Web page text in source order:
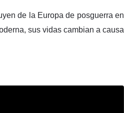
de la Europa de posguerra en
sus vidas cambian a causa